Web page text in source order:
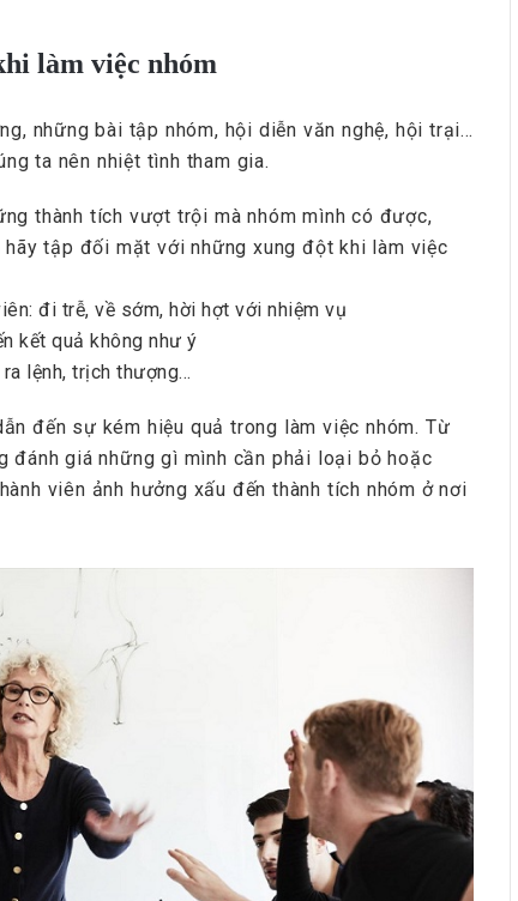
làm việc nhóm
những bài tập nhóm, hội diễn văn nghệ, hội trại…
ta nên nhiệt tình tham gia.
thành tích vượt trội mà nhóm mình có được,
tập đối mặt với những xung đột khi làm việc
đi trễ, về sớm, hời hợt với nhiệm vụ
kết quả không như ý
lệnh, trịch thượng…
đến sự kém hiệu quả trong làm việc nhóm. Từ
đánh giá những gì mình cần phải loại bỏ hoặc
viên ảnh hưởng xấu đến thành tích nhóm ở nơi
Merchandise Manager